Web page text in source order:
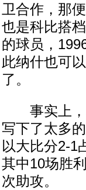
卫合作，那
也是科比搭
的球员，
此纳什也可
了。
事实上，
写下了太多
以大比分2-1
其中10场胜
次助攻。